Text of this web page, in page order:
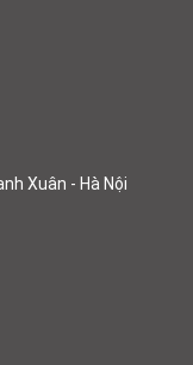
Xuân - Hà Nội